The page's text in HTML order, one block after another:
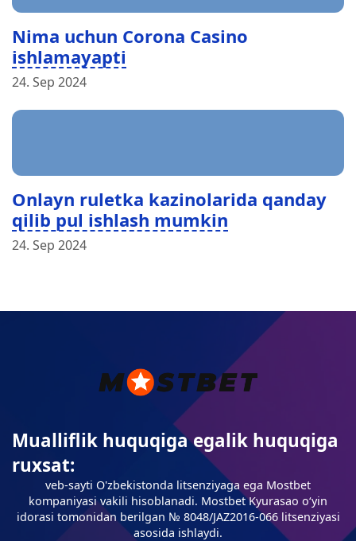
Nima uchun Corona Casino
ishlamayapti
24. Sep 2024
Onlayn ruletka kazinolarida qanday
qilib pul ishlash mumkin
24. Sep 2024
Mualliflik huquqiga egalik huquqiga
ruxsat:
veb-sayti O'zbekistonda litsenziyaga ega Mostbet
kompaniyasi vakili hisoblanadi. Mostbet Kyurasao oʻyin
idorasi tomonidan berilgan № 8048/JAZ2016-066 litsenziyasi
asosida ishlaydi.